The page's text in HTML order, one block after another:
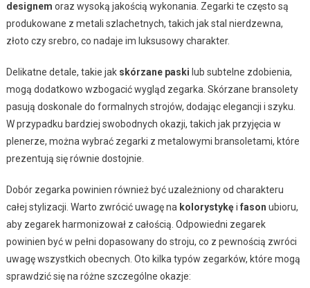
designem oraz wysoką jakością wykonania. Zegarki te często są
produkowane z metali szlachetnych, takich jak stal nierdzewna,
złoto czy srebro, co nadaje im luksusowy charakter.
Delikatne detale, takie jak skórzane paski lub subtelne zdobienia,
mogą dodatkowo wzbogacić wygląd zegarka. Skórzane bransolety
pasują doskonale do formalnych strojów, dodając elegancji i szyku.
W przypadku bardziej swobodnych okazji, takich jak przyjęcia w
plenerze, można wybrać zegarki z metalowymi bransoletami, które
prezentują się równie dostojnie.
Dobór zegarka powinien również być uzależniony od charakteru
całej stylizacji. Warto zwrócić uwagę na kolorystykęi fason ubioru,
aby zegarek harmonizował z całością. Odpowiedni zegarek
powinien być w pełni dopasowany do stroju, co z pewnością zwróci
uwagę wszystkich obecnych. Oto kilka typów zegarków, które mogą
sprawdzić się na różne szczególne okazje: